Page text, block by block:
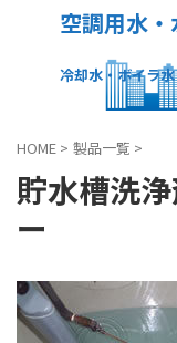
空調用水
冷却水・ボイラ
HOME > 製品一覧 >
貯水槽洗
ー